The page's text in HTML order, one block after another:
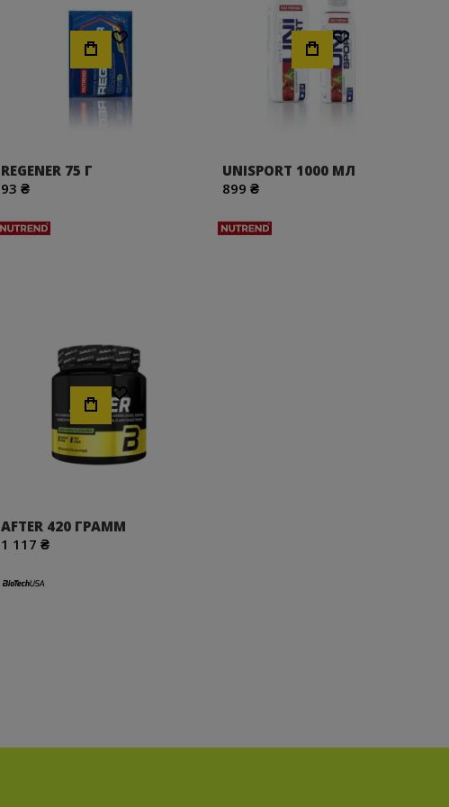
Хочу!
REGENER 75 Г
93 ₴
Хочу!
UNISPORT 1000 МЛ
899 ₴
AFTER 420 ГРАММ
1 117 ₴